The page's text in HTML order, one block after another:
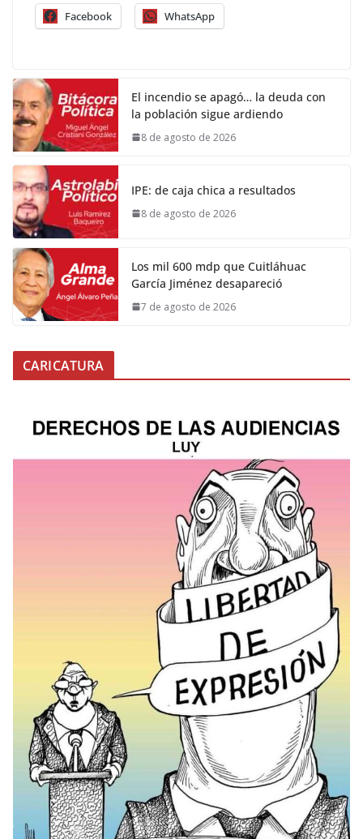
Facebook WhatsApp
El incendio se apagó… la deuda con
la población sigue ardiendo
8 de agosto de 2026
IPE: de caja chica a resultados
8 de agosto de 2026
Los mil 600 mdp que Cuitláhuac
García Jiménez desapareció
7 de agosto de 2026
CARICATURA